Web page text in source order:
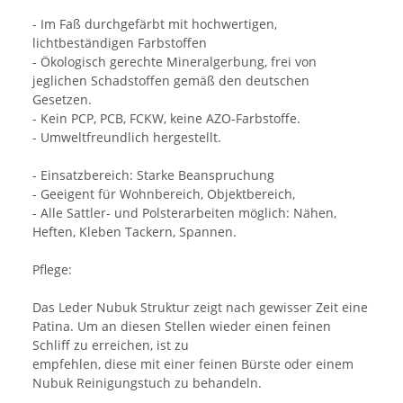
- Im Faß durchgefärbt mit hochwertigen,
lichtbeständigen Farbstoffen
- Ökologisch gerechte Mineralgerbung, frei von
jeglichen Schadstoffen gemäß den deutschen
Gesetzen.
- Kein PCP, PCB, FCKW, keine AZO-Farbstoffe.
- Umweltfreundlich hergestellt.
- Einsatzbereich: Starke Beanspruchung
- Geeigent für Wohnbereich, Objektbereich,
- Alle Sattler- und Polsterarbeiten möglich: Nähen,
Heften, Kleben Tackern, Spannen.
Pflege:
Das Leder Nubuk Struktur zeigt nach gewisser Zeit eine
Patina. Um an diesen Stellen wieder einen feinen
Schliff zu erreichen, ist zu
empfehlen, diese mit einer feinen Bürste oder einem
Nubuk Reinigungstuch zu behandeln.